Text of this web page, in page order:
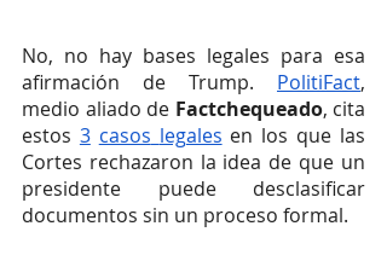
No, no hay bases legales para esa
afirmación de Trump. PolitiFact,
medio aliado de Factchequeado, cita
estos 3 casos legales en los que las
Cortes rechazaron la idea de que un
presidente puede desclasificar
documentos sin un proceso formal.